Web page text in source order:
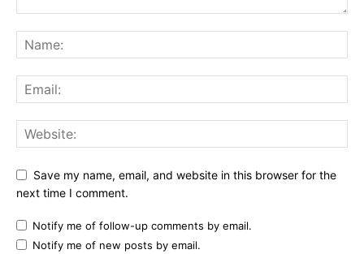
Save my name, email, and website in this browser for the
next time I comment.
Notify me of follow-up comments by email.
Notify me of new posts by email.